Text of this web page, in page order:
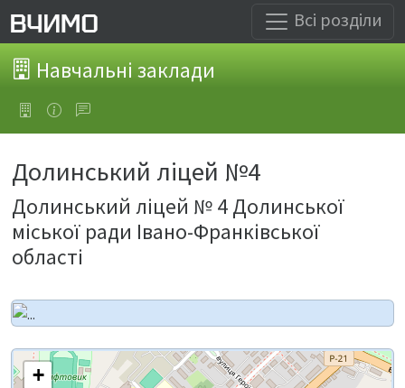
Всі розділи
Навчальні заклади
Долинський ліцей №4
Долинський ліцей № 4 Долинської
міської ради Івано-Франківської
області
+